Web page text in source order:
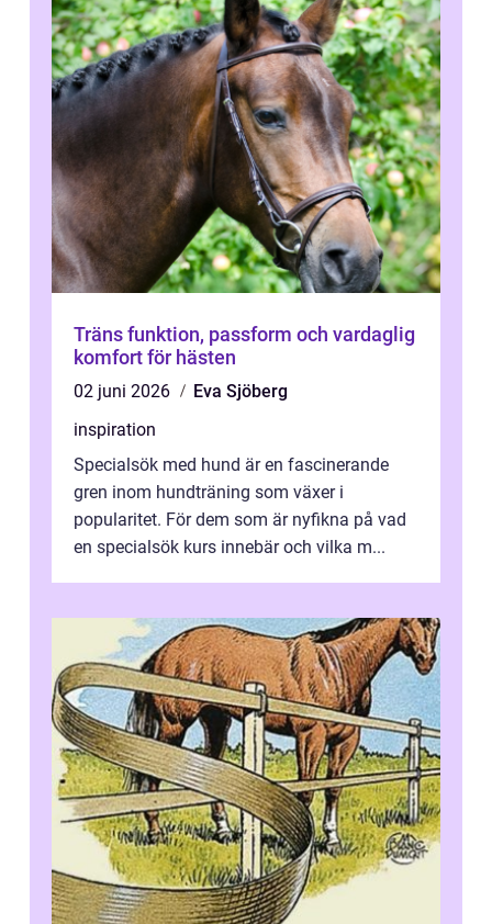
Träns funktion, passform och vardaglig
komfort för hästen
02 juni 2026
Eva Sjöberg
inspiration
Specialsök med hund är en fascinerande
gren inom hundträning som växer i
popularitet. För dem som är nyfikna på vad
en specialsök kurs innebär och vilka m...